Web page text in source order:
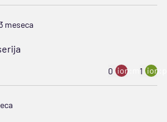
meseca
0 ion:minus
1